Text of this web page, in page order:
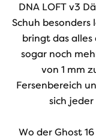
DNA LOFT v3
Schuh besonders
bringt das
sogar noch
von 1 mm
Fersenbereich
sich
Wo der Ghost